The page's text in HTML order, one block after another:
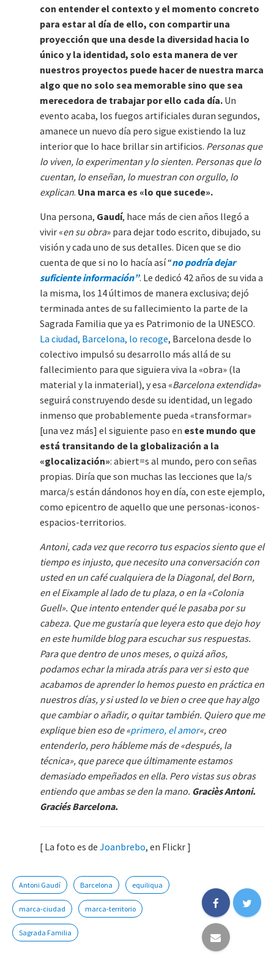
con entender el contexto y el momento concreto
para estar al día de ello, con compartir una
proyección que una desde la diversidad hacia lo
único y la identidad, solo esta manera de ver
nuestros proyectos puede hacer de nuestra marca
algo que no solo sea memorable sino que sea
merecedora de trabajar por ello cada día. Un
evento acaba, los fuegos artificiales duran segundos,
amanece un nuevo día pero sigue existiendo la luz
interior que lo hace brillar sin artificios. Personas que
lo viven, lo experimentan y lo sienten. Personas que lo
cuentan, lo enseñan, lo muestran con orgullo, lo
explican. Una marca es «lo que sucede».
Una persona, Gaudí, hace más de cien años llegó a
vivir «en su obra» para dejar todo escrito, dibujado, su
visión y cada uno de sus detalles. Dicen que se dio
cuenta de que si no lo hacía así “no podría dejar
suficiente información”. Le dedicó 42 años de su vida a
la misma, los 14 últimos de manera exclusiva; dejó
terminada antes de su fallecimiento la parte de la
Sagrada Familia que ya es Patrimonio de la UNESCO.
La ciudad, Barcelona, lo recoge, Barcelona desde lo
colectivo impulsó su desarrollo más allá de su
fallecimiento para que siguiera viva la «obra» (la
material y la inmaterial), y esa «Barcelona extendida»
seguirá construyendo desde su identidad, un legado
inmenso que probablemente pueda «transformar»
[una vez más] el siguiente paso en este mundo que
está transitando de la globalización a la
«glocalización»: abiert=s al mundo, pero con señas
propias. Diría que son muchas las lecciones que la/s
marca/s están dándonos hoy en día, con este ejemplo,
como epicentro de aquello que une personas-iconos-
espacios-territorios.
Antoni, cada vez que recorro tus espacios siento que el
tiempo es injusto, que necesito una conversación con
usted en un café cualquiera de la Diagonal, del Born,
en el Eixample al lado de tu plaza, o en la «Colonia
Guell». Que intento entender qué le pasaba por su
cabeza. Que me gustaría que leyera esto que dejo hoy
en este humilde blog para escuchar sus respuestas.
Para que dentro de unos meses, o quizá años,
podamos echar la mirada atrás para ver si esto que
acabamos de aprender lo hemos puesto en práctica en
nuestros días, y si usted lo ve bien o cree que hay algo
que cambiar o añadir, o quitar también. Quiero que me
explique bien eso de «primero, el amor«, creo
entenderlo, pero hábleme más de «después, la
técnica», que parece que últimamente estamos
demasiado empeñados en ella. Pero vistas sus obras
entiendo que ambas se den la mano. Graciès Antoni.
Graciés Barcelona.
[ La foto es de Joanbrebo, en Flickr ]
Antoni Gaudí Barcelona equiliqua
marca-ciudad marca-territorio
Sagrada Familia